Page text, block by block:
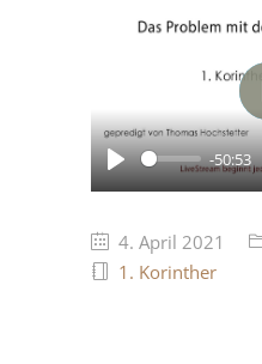
Play
-50:53
4. April 2021
1. Korinther